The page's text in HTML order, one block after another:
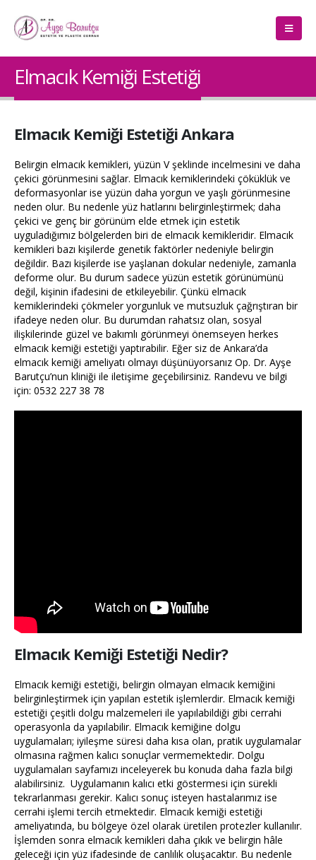
Elmacık Kemiği Estetiği
Elmacık Kemiği Estetiği Ankara
Belirgin elmacık kemikleri, yüzün V şeklinde incelmesini ve daha
çekici görünmesini sağlar. Elmacık kemiklerindeki çöküklük ve
deformasyonlar ise yüzün daha yorgun ve yaşlı görünmesine
neden olur. Bu nedenle yüz hatlarını belirginleştirmek; daha
çekici ve genç bir görünüm elde etmek için estetik
uyguladığımız bölgelerden biri de elmacık kemikleridir. Elmacık
kemikleri bazı kişilerde genetik faktörler nedeniyle belirgin
değildir. Bazı kişilerde ise yaşlanan dokular nedeniyle, zamanla
deforme olur. Bu durum sadece yüzün estetik görünümünü
değil, kişinin ifadesini de etkileyebilir. Çünkü elmacık
kemiklerindeki çökmeler yorgunluk ve mutsuzluk çağrıştıran bir
ifadeye neden olur. Bu durumdan rahatsız olan, sosyal
ilişkilerinde güzel ve bakımlı görünmeyi önemseyen herkes
elmacık kemiği estetiği yaptırabilir. Eğer siz de Ankara’da
elmacık kemiği ameliyatı olmayı düşünüyorsanız Op. Dr. Ayşe
Barutçu’nun kliniği ile iletişime geçebilirsiniz. Randevu ve bilgi
için: 0532 227 38 78
Elmacık Kemiği Estetiği Nedir?
Elmacık kemiği estetiği, belirgin olmayan elmacık kemiğini
belirginleştirmek için yapılan estetik işlemlerdir. Elmacık kemiği
estetiği çeşitli dolgu malzemeleri ile yapılabildiği gibi cerrahi
operasyonla da yapılabilir. Elmacık kemiğine dolgu
uygulamaları; iyileşme süresi daha kısa olan, pratik uygulamalar
olmasına rağmen kalıcı sonuçlar vermemektedir. Dolgu
uygulamaları sayfamızı inceleyerek bu konuda daha fazla bilgi
alabilirsiniz. Uygulamanın kalıcı etki göstermesi için sürekli
tekrarlanması gerekir. Kalıcı sonuç isteyen hastalarımız ise
cerrahi işlemi tercih etmektedir. Elmacık kemiği estetiği
ameliyatında, bu bölgeye özel olarak üretilen protezler kullanılır.
İşlemden sonra elmacık kemikleri daha çıkık ve belirgin hâle
geleceği için yüz ifadesinde de canlılık oluşacaktır. Bu nedenle